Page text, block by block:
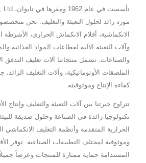
مورد رائد لحلول التعبئة والتغليف. نحن
الانكماشية، أفلام الانكماش الحراري، الأشرطة
وآلات التعبئة الآلية لقطاعات المواد الغذائية
والصناعات. تشمل منتجاتنا آلات تغليف التدفق
الملصقات الأوتوماتيكية، وآلات التغليف
كفاءة الإنتاج وموثوقيته.
تتراوح خبرتنا بين آلات التعبئة والتغليف وإنتاج
تكنولوجيا رائدة في الصناعة وحلول صديقة
الحرارية المتقدمة وأنظمة التغليف الانكماشي
وموثوقية لمختلف التطبيقات الصناعية. توفر
المستدامة حماية ممتازة للمنتجات وعرضاً